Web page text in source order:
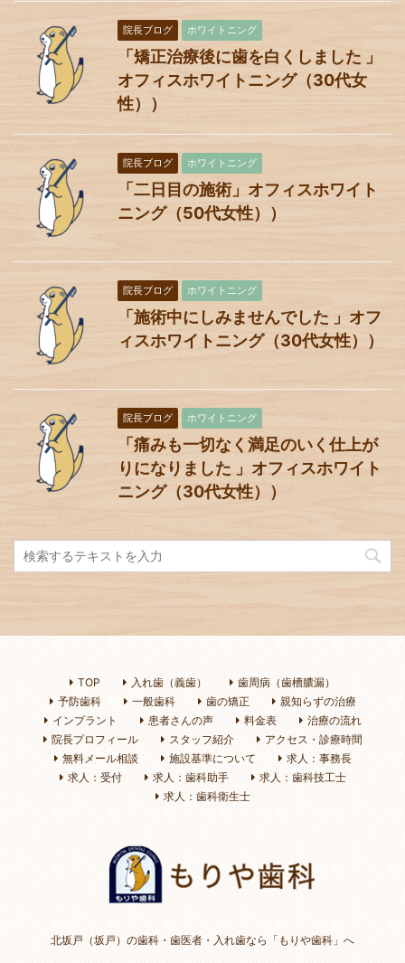
院長ブログ ホワイトニング
「矯正治療後に歯を白くしました 」
オフィスホワイトニング（30代女
性））
院長ブログ ホワイトニング
「二日目の施術」オフィスホワイト
ニング（50代女性））
院長ブログ ホワイトニング
「施術中にしみませんでした 」オフ
ィスホワイトニング（30代女性））
院長ブログ ホワイトニング
「痛みも一切なく満足のいく仕上が
りになりました 」オフィスホワイト
ニング（30代女性））
TOP 入れ歯（義歯）
歯周病（歯槽膿漏）
予防歯科
一般歯科 歯の矯正
親知らずの治療
インプラント
患者さんの声 料金表
治療の流れ
院長プロフィール
スタッフ紹介
アクセス・診療時間
無料メール相談
施設基準について
求人：事務長
求人：受付
求人：歯科助手
求人：歯科技工士
求人：歯科衛生士
北坂戸（坂戸）の歯科・歯医者・入れ歯なら「もりや歯科」へ